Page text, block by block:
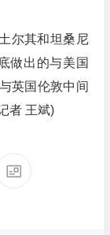
尔其和坦桑尼
做出的与美国
英国伦敦中间
者 王斌)